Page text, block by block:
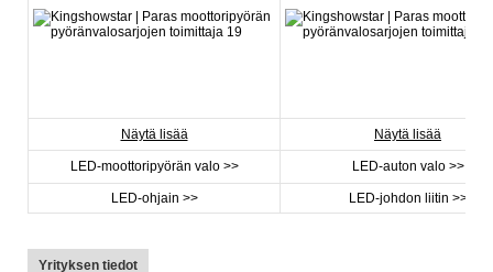
Näytä lisää Näytä lisää
LED-moottoripyörän valo >> LED-auton valo >>
LED-ohjain >> LED-johdon liitin >>
Yrityksen tiedot